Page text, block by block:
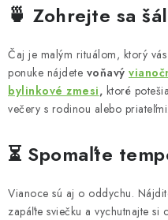
ý
i
s
u
🍵 Zohrejte sa
Čaj je malým rituálom, ktorý
ponuke nájdete voňavý
bylinkové zmesi, ktoré
večery s rodinou alebo priateľmi.
⏳ Spomaľte
Vianoce sú aj o oddychu.
zapáľte sviečku a vychutnajte